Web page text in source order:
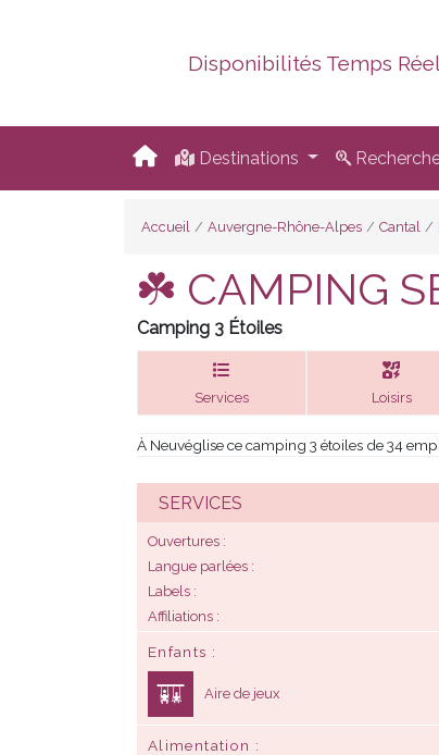
Disponibilités Temps
Destinations
Accueil Auvergne-Rhône-Alpes Cantal
☘️ CAMPING
Camping 3 Étoiles
Services Loisirs
À Neuvéglise ce camping 3 étoiles de 34
SERVICES
Ouvertures
Langue parlées
Labels
Affiliations
Enfants
Aire de jeux
Alimentation